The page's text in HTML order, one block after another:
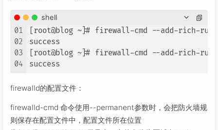
shell
01
02
03
04
[root@blog ~]# firewall-cmd --add-rich-
success
[root@blog ~]# firewall-cmd --add-rich-
success
firewalld的配置文件：
firewalld-cmd 命令使用--permanent参数时，会把防火墙规
则保存在配置文件中，配置文件所在位置